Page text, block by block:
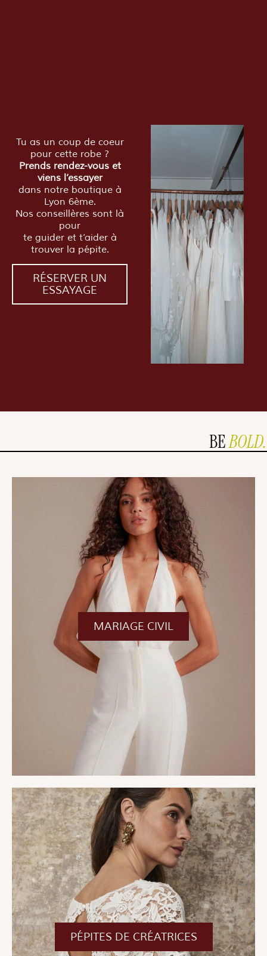
Tu as un coup de coeur
pour cette robe ?
Prends rendez-vous et
viens l’essayer
dans notre boutique à
Lyon 6ème.
Nos conseillères sont là
pour
te guider et t’aider à
trouver la pépite.
RÉSERVER UN
ESSAYAGE
BEBOLD.
MARIAGE CIVIL
PÉPITES DE CRÉATRICES